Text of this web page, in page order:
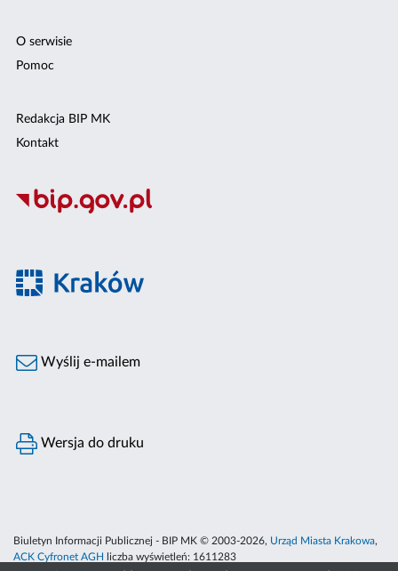
O serwisie
Pomoc
Redakcja BIP MK
Kontakt
Wyślij e-mailem
Wersja do druku
Biuletyn Informacji Publicznej - BIP MK © 2003-2026, Urząd Miasta Krakowa,
ACK Cyfronet AGH
liczba wyświetleń: 1611283